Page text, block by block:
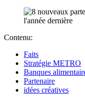
Contenu:
Faits
Stratégie METRO
Banques
Partenaire
idées créatives